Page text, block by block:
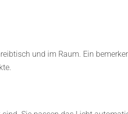
und im Raum. Ein